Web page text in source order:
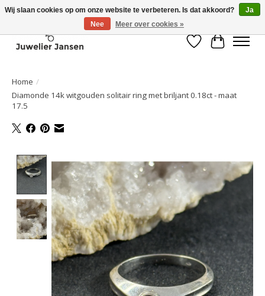
Verlanglijst
Home /
Diamonde 14k witgouden solitair ring met briljant 0.18ct - maat
17.5
Product image slideshow Items
Wij slaan cookies op om onze website te verbeteren. Is dat akkoord?
Ja
Nee
Meer over cookies »